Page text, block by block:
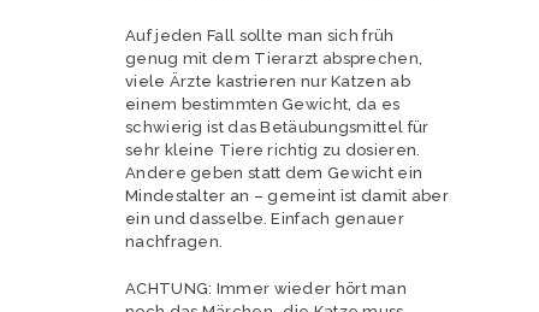
Auf jeden Fall sollte man sich früh
genug mit dem Tierarzt absprechen,
viele Ärzte kastrieren nur Katzen ab
einem bestimmten Gewicht, da es
schwierig ist das Betäubungsmittel für
sehr kleine Tiere richtig zu dosieren.
Andere geben statt dem Gewicht ein
Mindestalter an – gemeint ist damit aber
ein und dasselbe. Einfach genauer
nachfragen.
ACHTUNG: Immer wieder hört man